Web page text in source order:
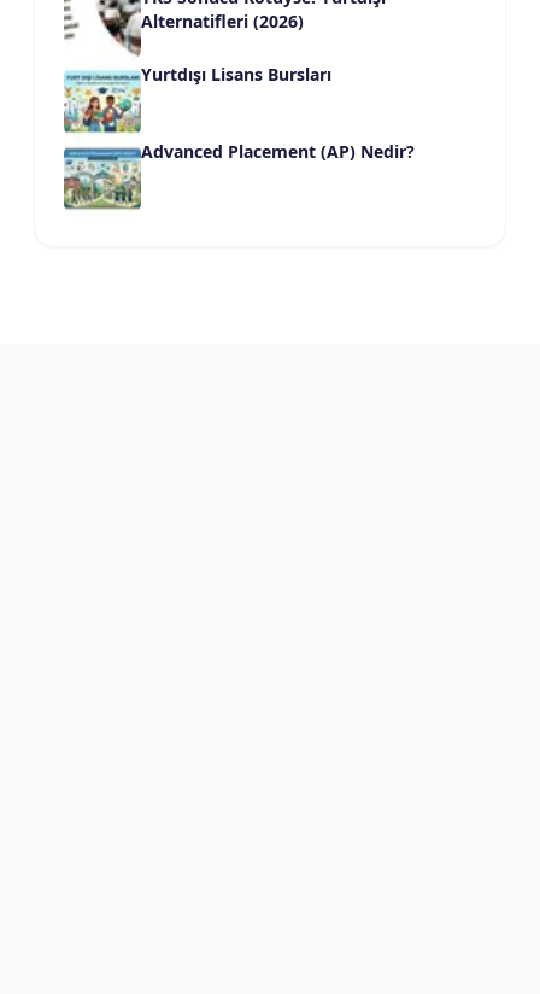
Alternatifleri (2026)
Yurtdışı Lisans Bursları
Advanced Placement (AP) Nedir?